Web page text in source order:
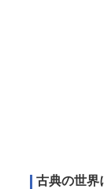
古典の世界